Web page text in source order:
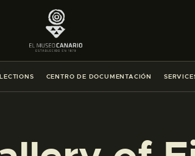
CENTRO DE DOCUMENTACIÓN
COLLECTIONS